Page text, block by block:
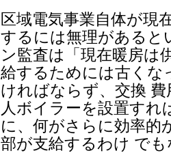
区域電気事業自体が現
するには無理があると
ン監査は「現在暖房は
給するためには古くな
ければならず、交換
人ボイラーを設置す
に、何がさらに効率的
部が支給するわけ で